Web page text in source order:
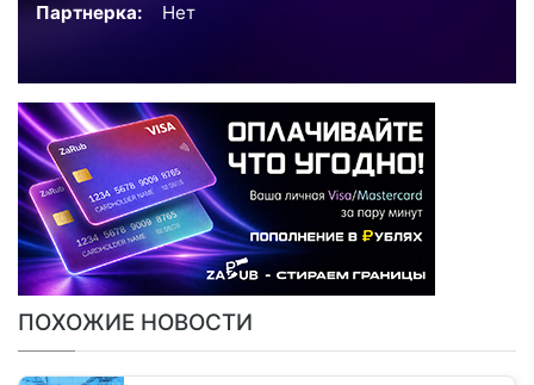
Партнерка: Нет
ПОХОЖИЕ НОВОСТИ